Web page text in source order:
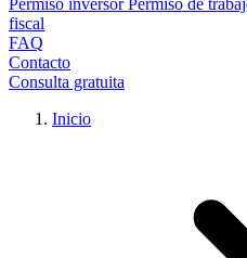
Permiso inversorPermiso de
fiscal
FAQ
Contacto
Consulta gratuita
Inicio